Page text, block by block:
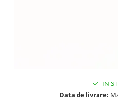
IN
Data de livrare: